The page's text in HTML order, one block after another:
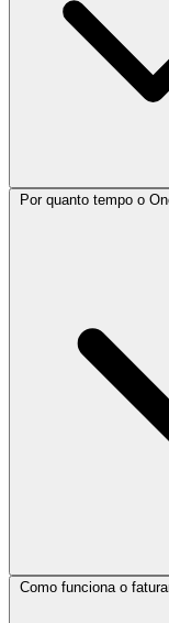
Agências de
projetos de
comunicações
Por quanto tempo o
Como funciona o